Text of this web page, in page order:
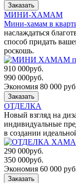
Заказать
МИНИ-ХАМАМ
Мини-хамам в
наслаждаться
способ придать
роскошь.
910 000руб.
990 000руб.
Экономия 80 000
Заказать
ОТДЕЛКА
Новый взгляд на
индивидуальные
в создании
290 000руб.
350 000руб.
Экономия 60 000
Заказать